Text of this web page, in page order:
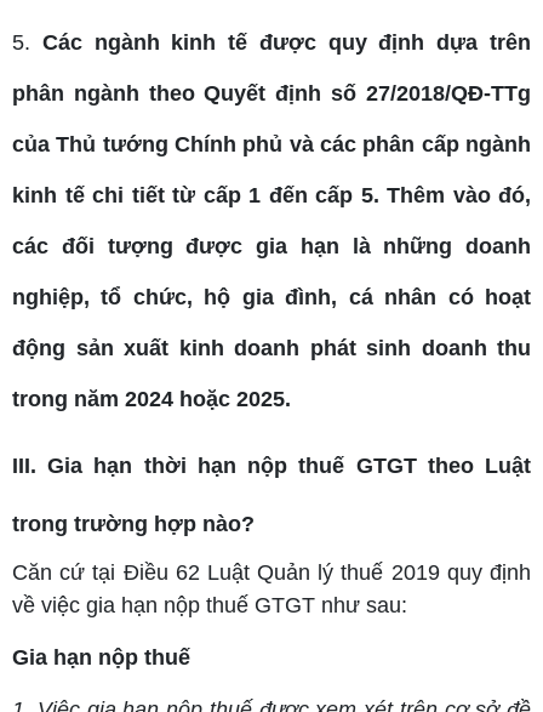
5. Các ngành kinh tế được quy định dựa trên
phân ngành theo Quyết định số 27/2018/QĐ-TTg
của Thủ tướng Chính phủ và các phân cấp ngành
kinh tế chi tiết từ cấp 1 đến cấp 5. Thêm vào đó,
các đối tượng được gia hạn là những doanh
nghiệp, tổ chức, hộ gia đình, cá nhân có hoạt
động sản xuất kinh doanh phát sinh doanh thu
trong năm 2024 hoặc 2025.
III. Gia hạn thời hạn nộp thuế GTGT theo Luật
trong trường hợp nào?
Căn cứ tại Điều 62 Luật Quản lý thuế 2019 quy định
về việc gia hạn nộp thuế GTGT như sau:
Gia hạn nộp thuế